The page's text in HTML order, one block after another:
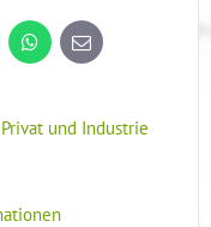
WhatsApp
E-
mail
und Industrie